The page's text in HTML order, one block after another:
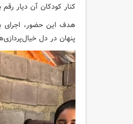
کنار کودکان آن دیار رقم
هدف این حضور، اجرای
پنهان در دل